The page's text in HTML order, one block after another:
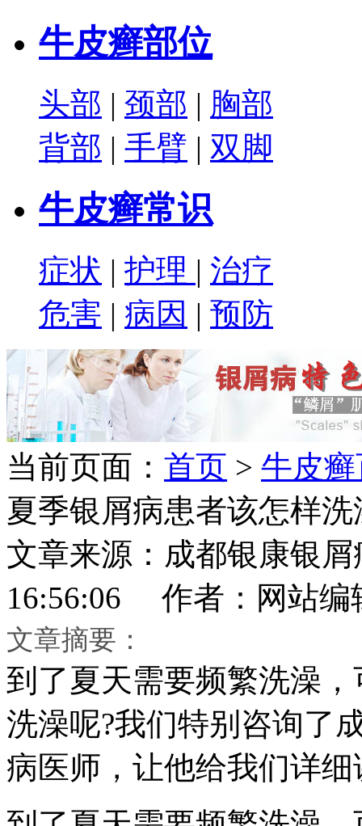
牛皮癣部位
头部 | 颈部 | 胸部
背部 | 手臂 | 双脚
牛皮癣常识
症状 | 护理 | 治疗
危害 | 病因 | 预防
当前页面： 首页 > 牛皮
夏季银屑病患者该怎样洗
文章来源：成都银康银
16:56:06 作者：网站编
文章摘要：
到了夏天需要频繁洗澡
洗澡呢?我们特别咨询了
病医师，让他给我们详